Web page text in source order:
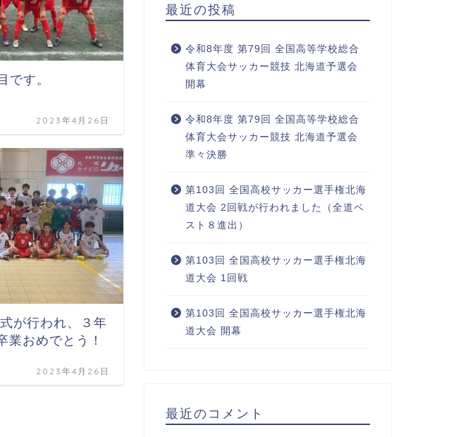
です。
2023年4月26日
が行われ、３年
業おめでとう！
2023年4月26日
最近の投稿
令和8年度 第79回 全国高等学校総合
体育大会サッカー競技 北海道予選会
開幕
令和8年度 第79回 全国高等学校総合
体育大会サッカー競技 北海道予選会
準々決勝
第103回 全国高校サッカー選手権北海
道大会 2回戦が行われました（全道ベ
スト８進出）
第103回 全国高校サッカー選手権北海
道大会 1回戦
第103回 全国高校サッカー選手権北海
道大会 開幕
最近のコメント